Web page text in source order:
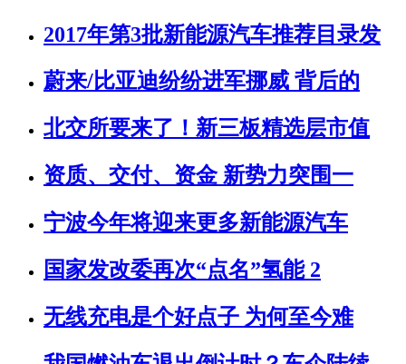
2017年第3批新能源汽车推荐目录发
蔚来/比亚迪纷纷进军挪威 背后的
北交所要来了！新三板精选层市值
资质、交付、资金 新势力突围一
宁波今年将迎来更多新能源汽车
国家发改委再次“点名”氢能 2
无线充电是个好点子 为何至今难